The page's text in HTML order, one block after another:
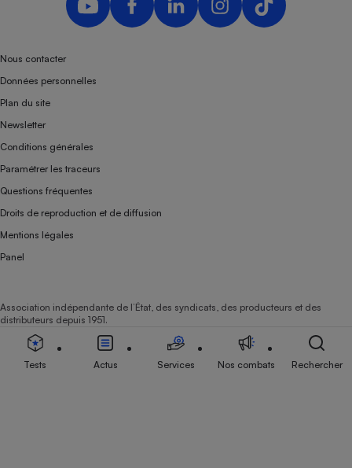
Nous contacter
Données personnelles
Plan du site
Newsletter
Conditions générales
Paramétrer les traceurs
Questions fréquentes
Droits de reproduction et de diffusion
Mentions légales
Panel
Association indépendante de l’État, des syndicats, des producteurs et des
distributeurs depuis 1951.
Tests Actus Services Nos combats Rechercher